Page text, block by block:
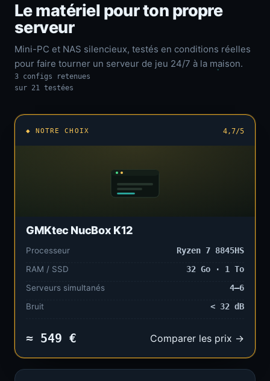
Le matériel pour ton propre
serveur
Mini-PC et NAS silencieux, testés en conditions réelles
pour faire tourner un serveur de jeu 24/7 à la maison.
3 configs retenues
sur 21 testées
◆ NOTRE CHOIX 4,7/5
GMKtec NucBox K12
Processeur
Ryzen 7 8845HS
RAM / SSD
32 Go · 1 To
Serveurs simultanés
4–6
Bruit
< 32 dB
≈ 549 € Comparer les prix →